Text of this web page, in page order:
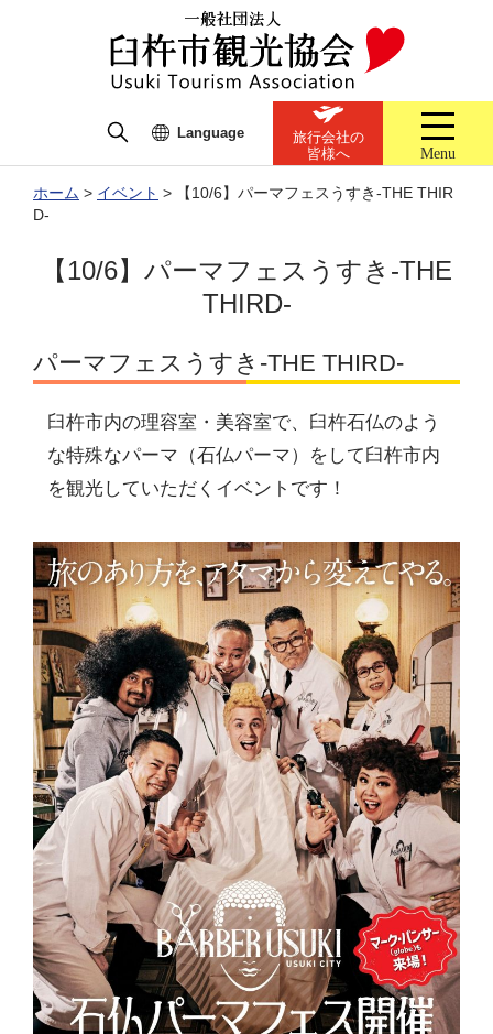
Language
旅行会社の
皆様へ
Menu
ホーム > イベント >
【10/6】パーマフェスうすき-THE THIR
D-
【10/6】パーマフェスうすき-THE
THIRD-
パーマフェスうすき-THE THIRD-
臼杵市内の理容室・美容室で、臼杵石仏のよう
な特殊なパーマ（石仏パーマ）をして臼杵市内
を観光していただくイベントです！